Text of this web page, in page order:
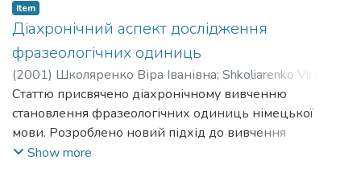
Item
Діахронічний аспект дослідження
фразеологічних одиниць
(2001) Школяренко Віра Іванівна; Shkoliarenko Vira
Ivanivna
Статтю присвячено діахронічному вивченню
становлення фразеологічних одиниць німецької
мови. Розроблено новий підхід до вивчення
фразеологічного складу з позиції діахронічного
Show more